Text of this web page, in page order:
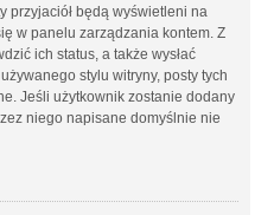
przyjaciół będą wyświetleni na
w panelu zarządzania kontem. Z
ich status, a także wysłać
stylu witryny, posty tych
Jeśli użytkownik zostanie dodany
niego napisane domyślnie nie